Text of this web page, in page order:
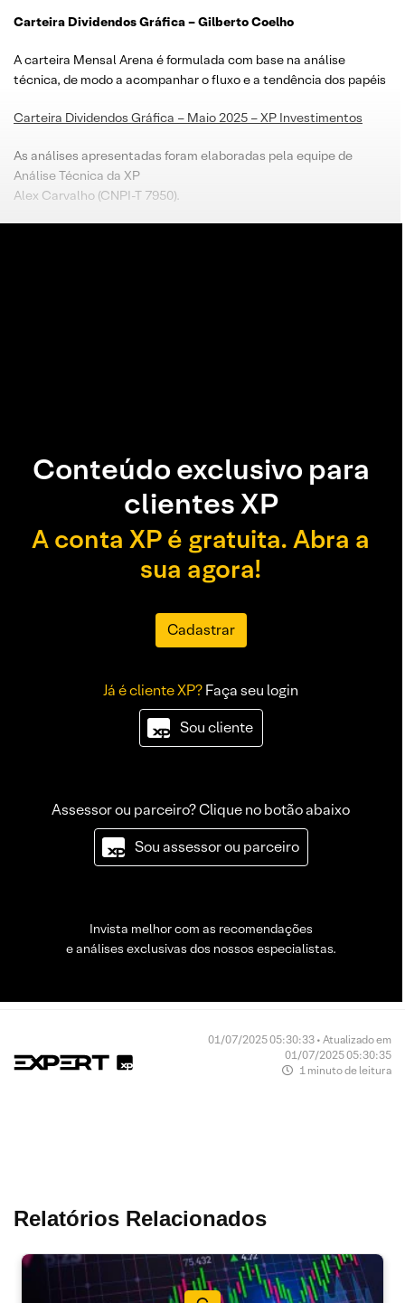
Carteira Dividendos Gráfica – Gilberto Coelho
A carteira Mensal Arena é formulada com base na análise
técnica, de modo a acompanhar o fluxo e a tendência dos papéis
Carteira Dividendos Gráfica – Maio 2025 – XP Investimentos
As análises apresentadas foram elaboradas pela equipe de
Análise Técnica da XP
Alex Carvalho (CNPI-T 7950).
Conteúdo exclusivo para
clientes XP
A conta XP é gratuita. Abra a
sua agora!
Cadastrar
Já é cliente XP?Faça seu login
Sou cliente
Assessor ou parceiro? Clique no botão abaixo
Sou assessor ou parceiro
Invista melhor com as recomendações
e análises exclusivas dos nossos especialistas.
01/07/2025 05:30:33 • Atualizado em
01/07/2025 05:30:35
1 minuto de leitura
Relatórios Relacionados